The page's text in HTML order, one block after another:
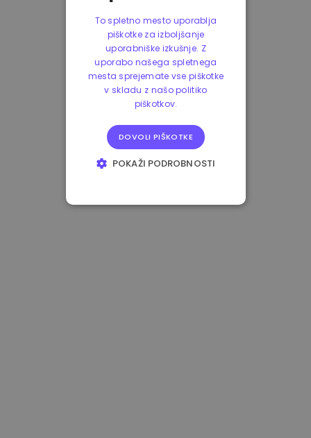
To spletno mesto uporablja
piškotke za izboljšanje
uporabniške izkušnje. Z
uporabo našega spletnega
mesta sprejemate vse piškotke
v skladu z našo politiko
piškotkov.
DOVOLI PIŠKOTKE
POKAŽI PODROBNOSTI